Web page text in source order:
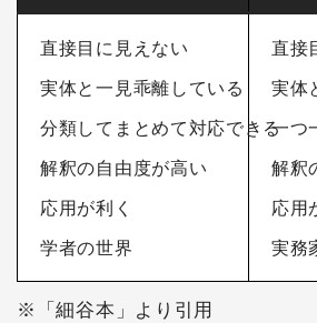
直接目に見えない
実体と一見乖離している
分類してまとめて対応できる
解釈の自由度が高い
応用が利く
学者の世界
直接
実体
一つ
解釈
応用
実務
※「細谷本」より引用